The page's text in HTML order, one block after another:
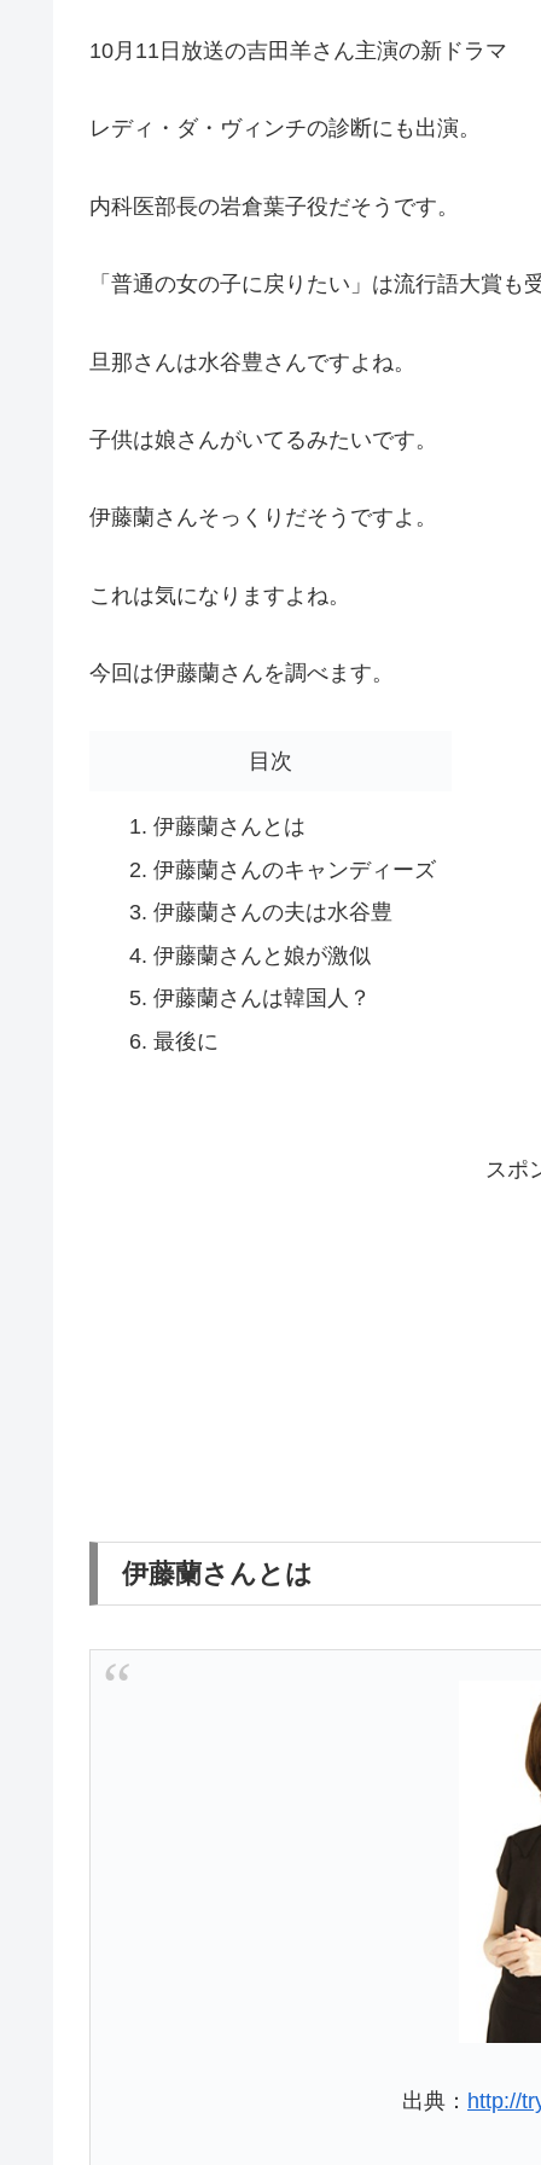
10月11日放送の吉田羊さん主演の新ドラマ
レディ・ダ・ヴィンチの診断にも出演。
内科医部長の岩倉葉子役だそうです。
「普通の女の子に戻りたい」は流行語大賞も
旦那さんは水谷豊さんですよね。
子供は娘さんがいてるみたいです。
伊藤蘭さんそっくりだそうですよ。
これは気になりますよね。
今回は伊藤蘭さんを調べます。
目次
伊藤蘭さんとは
伊藤蘭さんのキャンディーズ
伊藤蘭さんの夫は水谷豊
伊藤蘭さんと娘が激似
伊藤蘭さんは韓国人？
最後に
スポ
伊藤蘭さんとは
出典： http://